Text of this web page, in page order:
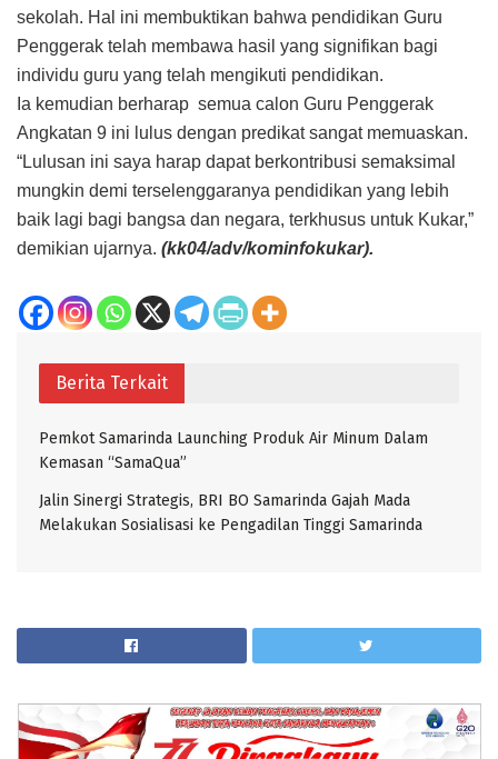
sekolah. Hal ini membuktikan bahwa pendidikan Guru
Penggerak telah membawa hasil yang signifikan bagi
individu guru yang telah mengikuti pendidikan.
Ia kemudian berharap semua calon Guru Penggerak
Angkatan 9 ini lulus dengan predikat sangat memuaskan.
“Lulusan ini saya harap dapat berkontribusi semaksimal
mungkin demi terselenggaranya pendidikan yang lebih
baik lagi bagi bangsa dan negara, terkhusus untuk Kukar,”
demikian ujarnya. (kk04/adv/kominfokukar).
Berita Terkait
Pemkot Samarinda Launching Produk Air Minum Dalam
Kemasan “SamaQua”
Jalin Sinergi Strategis, BRI BO Samarinda Gajah Mada
Melakukan Sosialisasi ke Pengadilan Tinggi Samarinda